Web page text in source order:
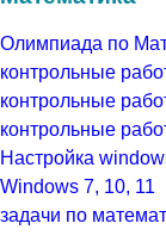
Олимпиада по
контрольные
контрольные
контрольные
Настройка
Windows 7, 10, 11
задачи по